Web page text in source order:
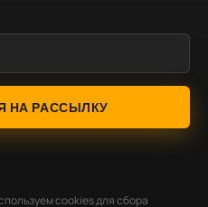
НА РАССЫЛКУ
cookies для сбора